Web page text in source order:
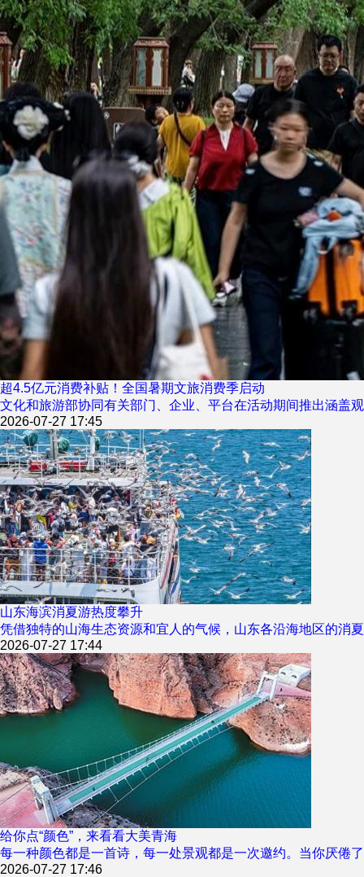
超4.5亿元消费补贴！全国暑期文旅消费季启动
文化和旅游部协同有关部门、企业、平台在活动期间推出涵盖
2026-07-27 17:45
山东海滨消夏游热度攀升
凭借独特的山海生态资源和宜人的气候，山东各沿海地区的消
2026-07-27 17:44
给你点“颜色”，来看看大美青海
每一种颜色都是一首诗，每一处景观都是一次邀约。当你厌倦
2026-07-27 17:46